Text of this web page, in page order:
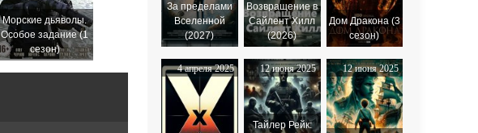
Морские дьяволы.
Особое задание (1
сезон)
За пределами
Вселенной
(2027)
Возвращение в
Сайлент Хилл
(2026)
Дом Дракона (3
сезон)
4 апреля 2025 12 июня 2025
Тайлер Рейк:
12 июня 2025